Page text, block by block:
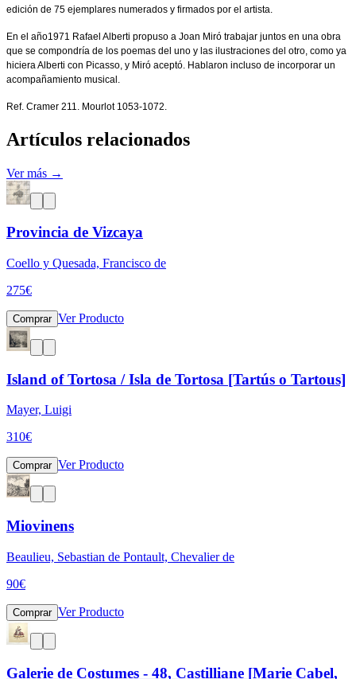
edición de 75 ejemplares numerados y firmados por el artista.
En el año1971 Rafael Alberti propuso a Joan Miró trabajar juntos en una obra
que se compondría de los poemas del uno y las ilustraciones del otro, como ya
hiciera Alberti con Picasso, y Miró aceptó. Hablaron incluso de incorporar un
acompañamiento musical.
Ref. Cramer 211. Mourlot 1053-1072.
Artículos relacionados
Ver más →
Provincia de Vizcaya
Coello y Quesada, Francisco de
275€
Comprar Ver Producto
Island of Tortosa / Isla de Tortosa [Tartús o Tartous]
Mayer, Luigi
310€
Comprar Ver Producto
Miovinens
Beaulieu, Sebastian de Pontault, Chevalier de
90€
Comprar Ver Producto
Galerie de Costumes - 48, Castilliane [Marie Cabel,